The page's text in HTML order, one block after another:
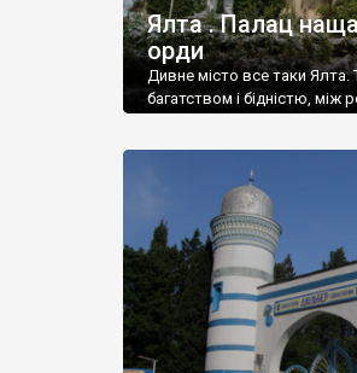
Ялта . Палац
орди
Дивне місто все таки Ялта.
багатством і бідністю, між